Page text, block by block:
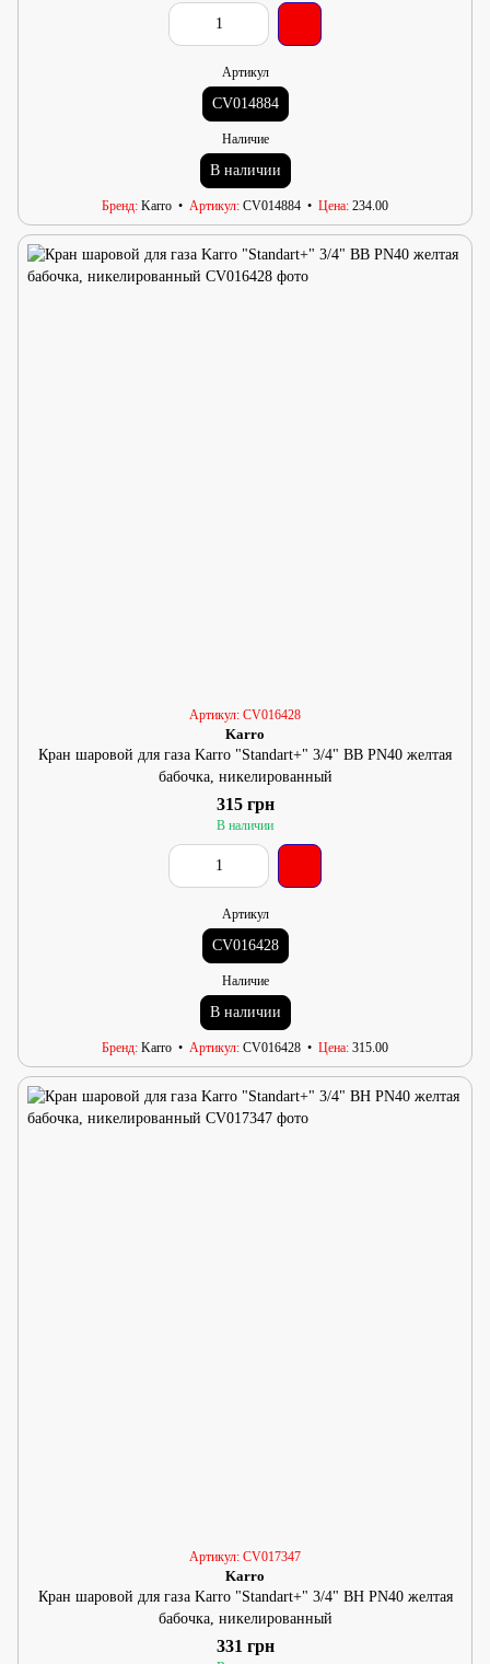
Артикул
CV014884
Наличие
В наличии
Бренд Karro Артикул CV014884 Цена 234.00
Артикул: CV016428
Karro
Кран шаровой для газа Karro "Standart+" 3/4" ВВ PN40 желтая
бабочка, никелированный
315 грн
В наличии
Артикул
CV016428
Наличие
В наличии
Бренд Karro Артикул CV016428 Цена 315.00
Артикул: CV017347
Karro
Кран шаровой для газа Karro "Standart+" 3/4" ВН PN40 желтая
бабочка, никелированный
331 грн